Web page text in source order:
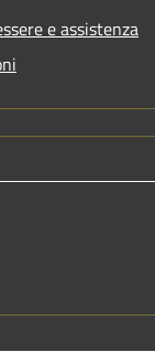
e assistenza